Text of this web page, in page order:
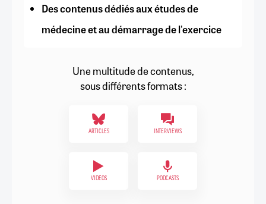
Des contenus dédiés aux études de
médecine et au démarrage de l'exercice
Une multitude de contenus,
sous différents formats :
ARTICLES INTERVIEWS
VIDÉOS PODCASTS